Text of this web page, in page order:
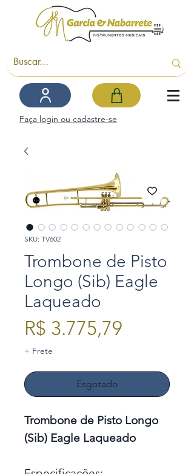
Faça login ou cadastre-se
SKU: TV602
Trombone de Pisto
Longo (Sib) Eagle
Laqueado
R$ 3.775,79
+ Frete
Esgotado
Trombone de Pisto Longo
(Sib) Eagle Laqueado